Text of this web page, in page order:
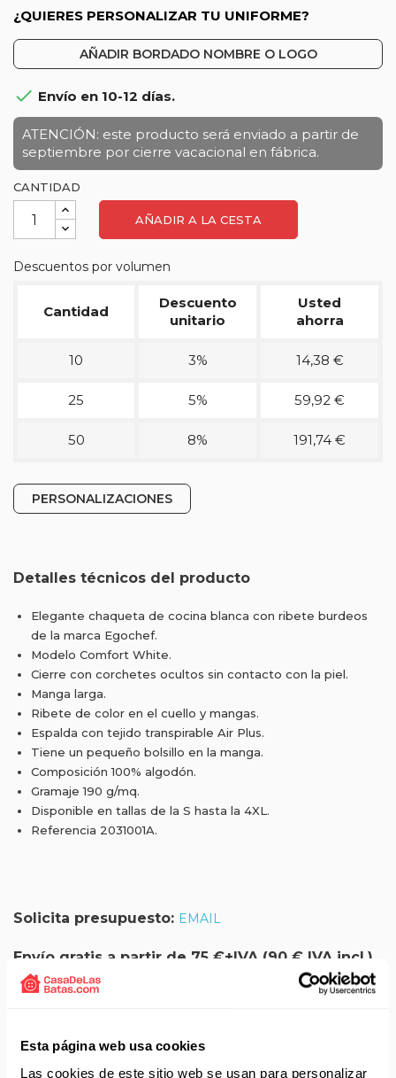
Esta página web usa cookies
Las cookies de este sitio web se usan para personalizar
¿QUIERES PERSONALIZAR TU UNIFORME?
AÑADIR BORDADO NOMBRE O LOGO
 Envío en 10-12 días.
ATENCIÓN: este producto será enviado a partir de
septiembre por cierre vacacional en fábrica.
CANTIDAD
AÑADIR A LA CESTA
Descuentos por volumen
Cantidad
Descuento
unitario
Usted
ahorra
10 3% 14,38 €
25 5% 59,92 €
50 8% 191,74 €
PERSONALIZACIONES
Detalles técnicos del producto
Elegante chaqueta de cocina blanca con ribete burdeos
de la marca Egochef.
Modelo Comfort White.
Cierre con corchetes ocultos sin contacto con la piel.
Manga larga.
Ribete de color en el cuello y mangas.
Espalda con tejido transpirable Air Plus.
Tiene un pequeño bolsillo en la manga.
Composición 100% algodón.
Gramaje 190 g/mq.
Disponible en tallas de la S hasta la 4XL.
Referencia 2031001A.
Solicita presupuesto: EMAIL
Envío gratis a partir de 75 €+IVA (90 € IVA incl.)
Aprovecha el envío gratuito en toda España excepto
ENVÍOS EN AGOSTO